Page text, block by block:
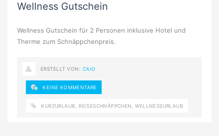
Wellness Gutschein
Wellness Gutschein für 2 Personen inklusive Hotel und
Therme zum Schnäppchenpreis.
ERSTELLT VON: CAIO
KEINE KOMMENTARE
KURZURLAUB REISESCHNÄPPCHEN ,WELLNESSURLAUB